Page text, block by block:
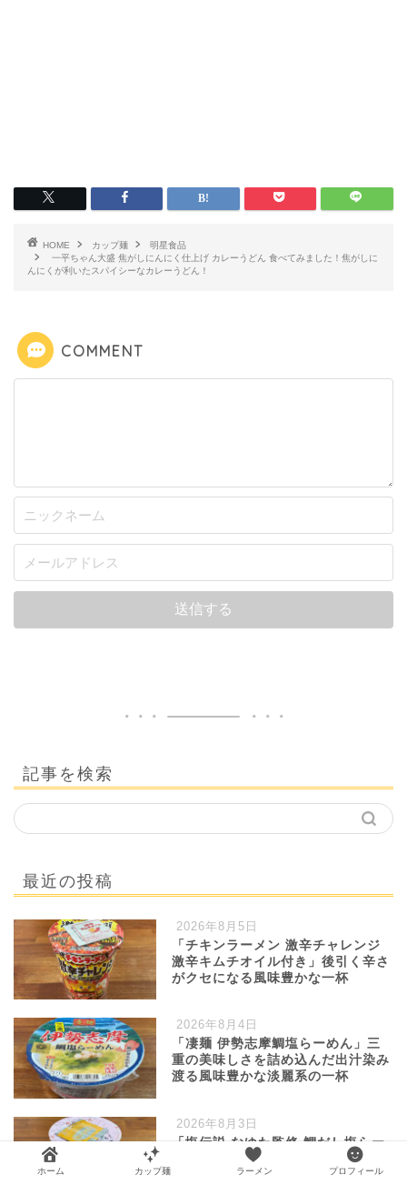
HOME カップ麺
明星食品
一平ちゃん大盛 焦がしにんにく仕上げ カレーうどん 食べてみました！焦がしに
んにくが利いたスパイシーなカレーうどん！
COMMENT
記事を検索
最近の投稿
2026年8月5日
「チキンラーメン 激辛チャレンジ
激辛キムチオイル付き」後引く辛さ
がクセになる風味豊かな一杯
2026年8月4日
「凄麺 伊勢志摩鯛塩らーめん」三
重の美味しさを詰め込んだ出汁染み
渡る風味豊かな淡麗系の一杯
2026年8月3日
「塩伝説 なゆた監修 鯛だし塩らー
めん」高知の名店がカップ麺に登
場！鯛出汁を活かした繊細な一杯
ホーム カップ麺 ラーメン プロフィール